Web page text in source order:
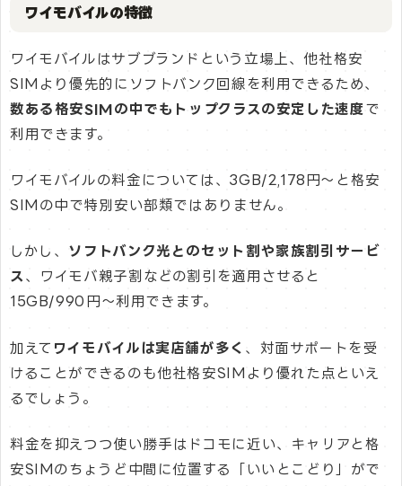
ワイモバイルの特徴
ワイモバイルはサブブランドという立場上、他社格安
SIMより優先的にソフトバンク回線を利用できるため、
数ある格安SIMの中でもトップクラスの安定した速度で
利用できます。
ワイモバイルの料金については、3GB/2,178円～と格安
SIMの中で特別安い部類ではありません。
しかし、 ソフトバンク光とのセット割や家族割引サービ
ス 、ワイモバ親子割などの割引を適用させると
15GB/990円～利用できます。
加えて ワイモバイルは実店舗が多く 、対面サポートを受
けることができるのも他社格安SIMより優れた点といえ
るでしょう。
料金を抑えつつ使い勝手はドコモに近い、キャリアと格
安SIMのちょうど中間に位置する「いいとこどり」がで